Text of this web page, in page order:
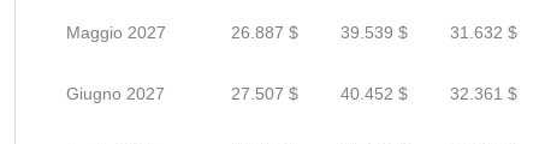
Maggio 2027 26.887 $ 39.539 $ 31.632 $
Giugno 2027 27.507 $ 40.452 $ 32.361 $